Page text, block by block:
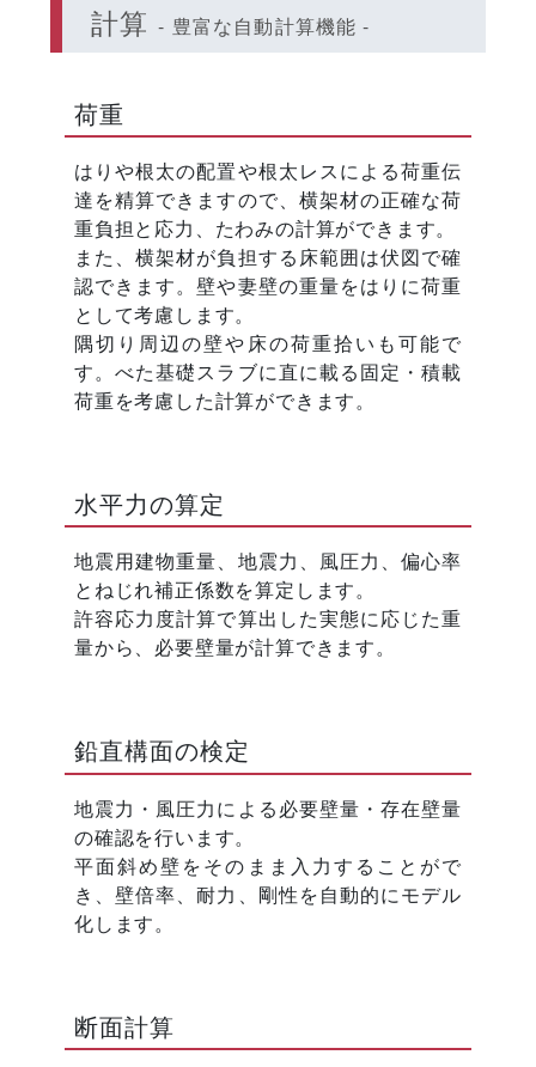
計算 - 豊富な自動計算機能 -
荷重
はりや根太の配置や根太レスによる荷重伝
達を精算できますので、横架材の正確な荷
重負担と応力、たわみの計算ができます。
また、横架材が負担する床範囲は伏図で確
認できます。壁や妻壁の重量をはりに荷重
として考慮します。
隅切り周辺の壁や床の荷重拾いも可能で
す。べた基礎スラブに直に載る固定・積載
荷重を考慮した計算ができます。
水平力の算定
地震用建物重量、地震力、風圧力、偏心率
とねじれ補正係数を算定します。
許容応力度計算で算出した実態に応じた重
量から、必要壁量が計算できます。
鉛直構面の検定
地震力・風圧力による必要壁量・存在壁量
の確認を行います。
平面斜め壁をそのまま入力することがで
き、壁倍率、耐力、剛性を自動的にモデル
化します。
断面計算